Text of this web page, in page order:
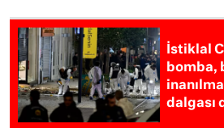
İstiklal
bomba,
dalgası